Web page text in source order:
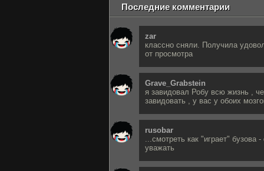
Последние комментарии
zar
классно сняли. Получила
от просмотра
Grave_Grabstein
я завидовал Робу всю жизнь ,
завидовать , у вас у обоих
rusobar
...смотреть как "играет" бузова -
уважать